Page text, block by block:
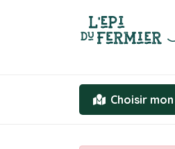
Choisir